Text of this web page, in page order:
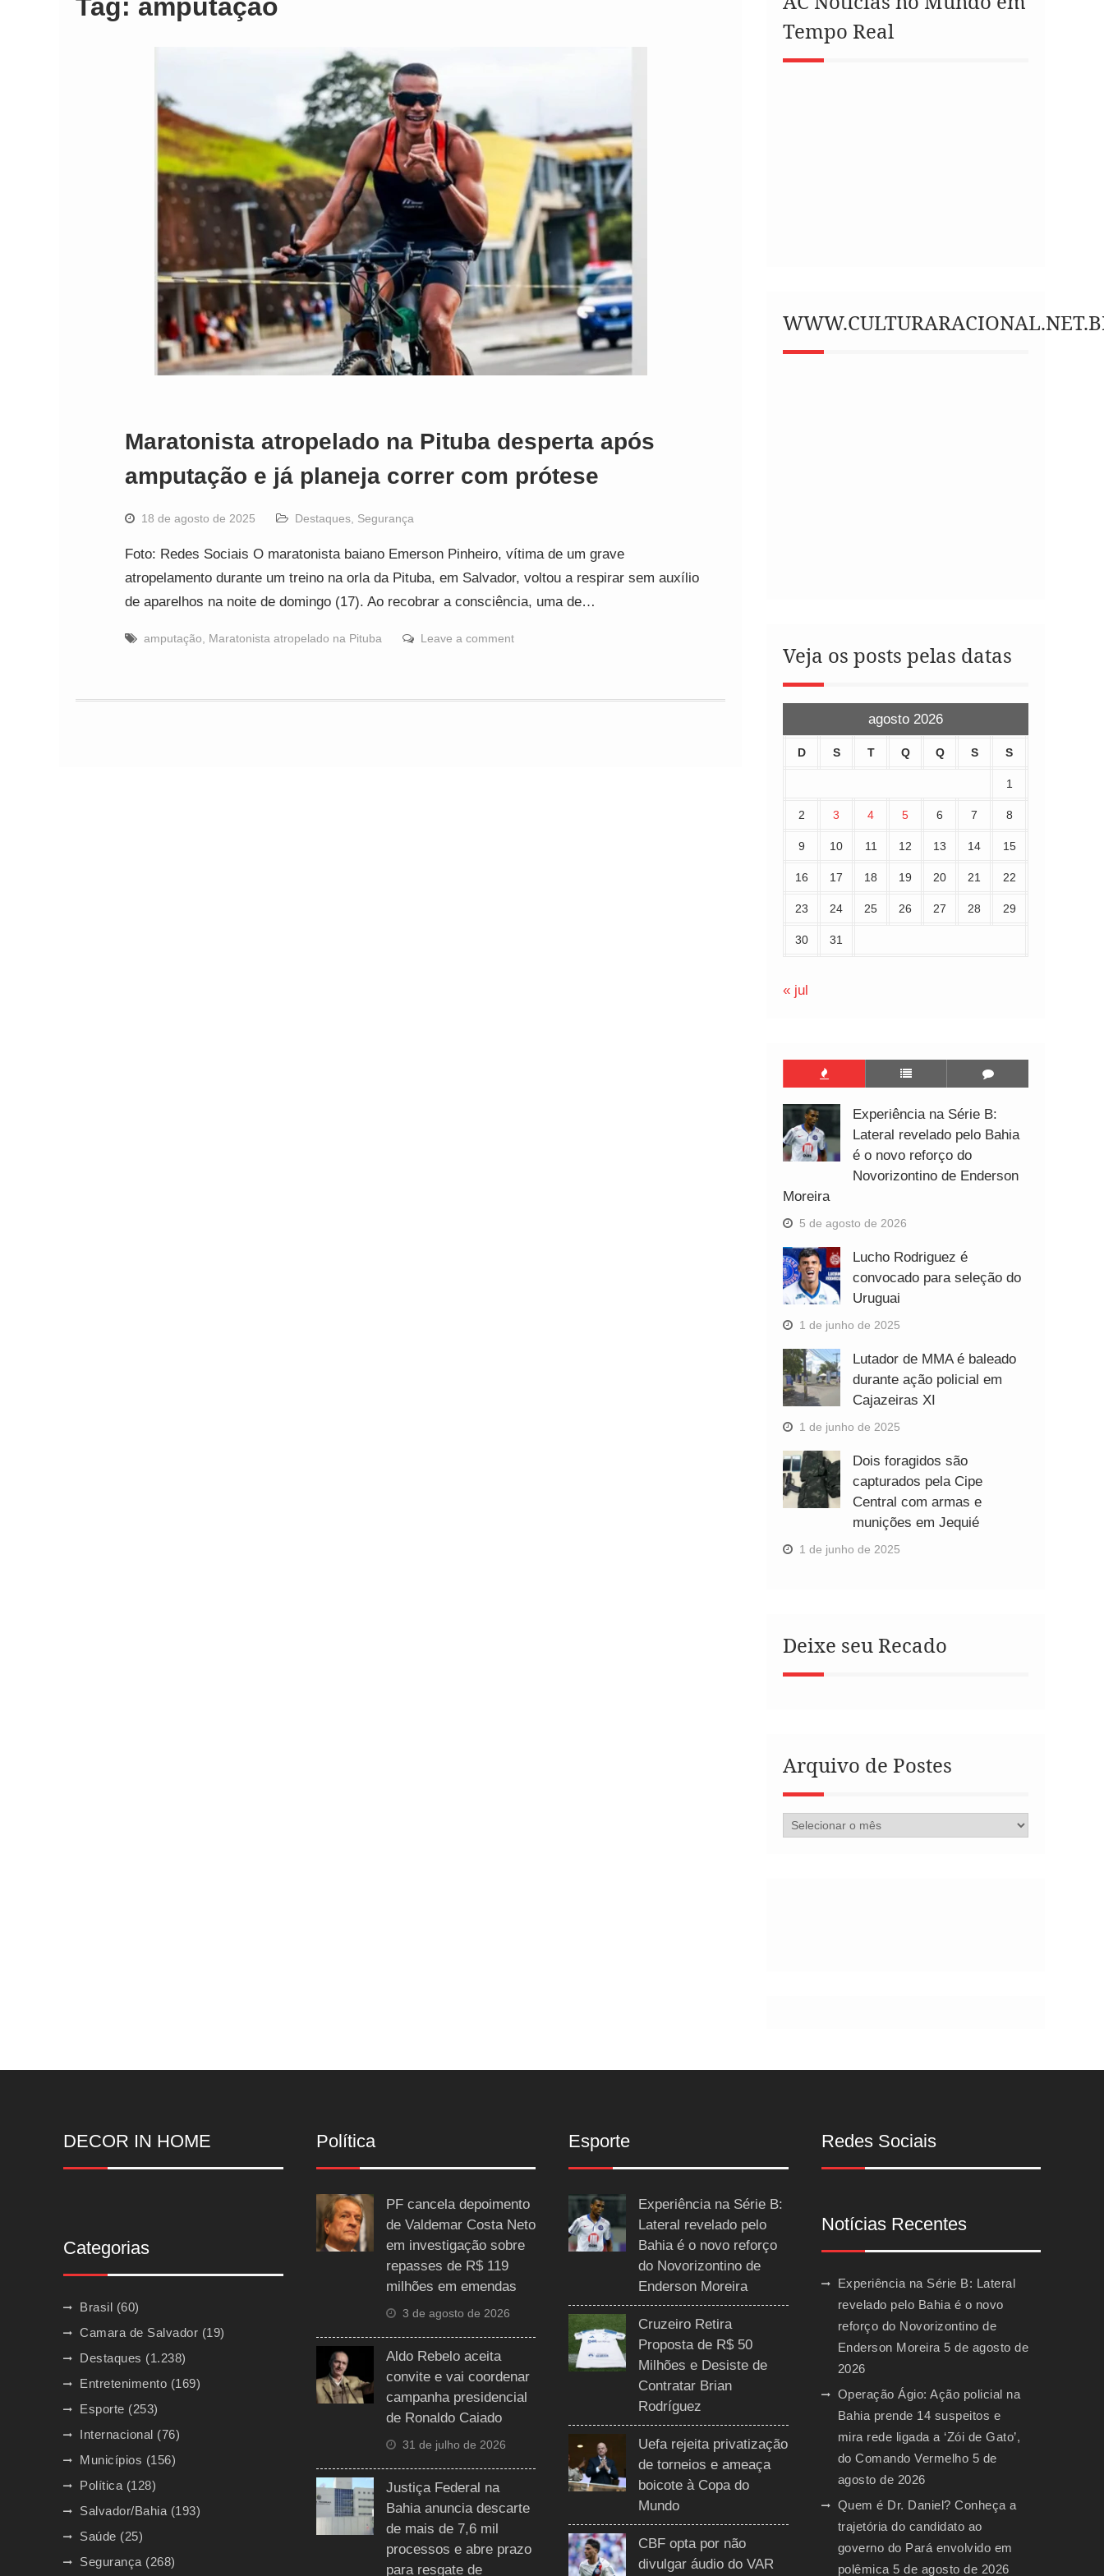
Tag: amputação
Maratonista atropelado na Pituba desperta após
amputação e já planeja correr com prótese
18 de agosto de 2025 Destaques Segurança
Foto: Redes Sociais O maratonista baiano Emerson Pinheiro, vítima de um grave
atropelamento durante um treino na orla da Pituba, em Salvador, voltou a respirar sem auxílio
de aparelhos na noite de domingo (17). Ao recobrar a consciência, uma de…
amputação Maratonista atropelado na Pituba Leave a comment
Tempo Real
Veja os posts pelas datas
agosto 2026
D S T Q Q S S
1
2 3 4 5 6 7 8
9 10 11 12 13 14 15
16 17 18 19 20 21 22
23 24 25 26 27 28 29
30 31
« jul
Experiência na Série B:
Lateral revelado pelo Bahia
é o novo reforço do
Novorizontino de Enderson
Moreira
5 de agosto de 2026
Lucho Rodriguez é
convocado para seleção do
Uruguai
1 de junho de 2025
Lutador de MMA é baleado
durante ação policial em
Cajazeiras XI
1 de junho de 2025
Dois foragidos são
capturados pela Cipe
Central com armas e
munições em Jequié
1 de junho de 2025
Deixe seu Recado
Arquivo de Postes
Arquivo
DECOR IN HOME
Categorias
Brasil (60)
Camara de Salvador (19)
Destaques (1.238)
Entretenimento (169)
Esporte (253)
Internacional (76)
Municípios (156)
Política (128)
Salvador/Bahia (193)
Saúde (25)
Segurança (268)
Política
PF cancela depoimento
de Valdemar Costa Neto
em investigação sobre
repasses de R$ 119
milhões em emendas
3 de agosto de 2026
Aldo Rebelo aceita
convite e vai coordenar
campanha presidencial
de Ronaldo Caiado
31 de julho de 2026
Justiça Federal na
Bahia anuncia descarte
de mais de 7,6 mil
processos e abre prazo
para resgate de
Esporte
Experiência na Série B:
Lateral revelado pelo
Bahia é o novo reforço
do Novorizontino de
Enderson Moreira
Cruzeiro Retira
Proposta de R$ 50
Milhões e Desiste de
Contratar Brian
Rodríguez
Uefa rejeita privatização
de torneios e ameaça
boicote à Copa do
Mundo
CBF opta por não
divulgar áudio do VAR
Redes Sociais
Notícias Recentes
Experiência na Série B: Lateral
revelado pelo Bahia é o novo
reforço do Novorizontino de
Enderson Moreira 5 de agosto de
2026
Operação Ágio: Ação policial na
Bahia prende 14 suspeitos e
mira rede ligada a ‘Zói de Gato’,
do Comando Vermelho 5 de
agosto de 2026
Quem é Dr. Daniel? Conheça a
trajetória do candidato ao
governo do Pará envolvido em
polêmica 5 de agosto de 2026